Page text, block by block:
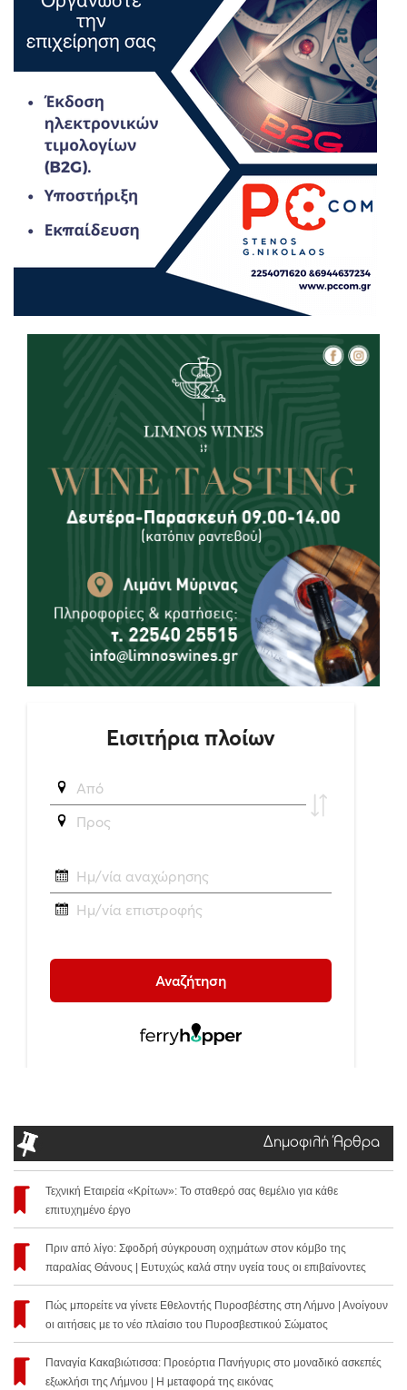
Δημοφιλή Άρθρα
Τεχνική Εταιρεία «Κρίτων»: Το σταθερό σας θεμέλιο για κάθε
επιτυχημένο έργο
Πριν από λίγο: Σφοδρή σύγκρουση οχημάτων στον κόμβο της
παραλίας Θάνους | Ευτυχώς καλά στην υγεία τους οι επιβαίνοντες
Πώς μπορείτε να γίνετε Εθελοντής Πυροσβέστης στη Λήμνο | Ανοίγουν
οι αιτήσεις με το νέο πλαίσιο του Πυροσβεστικού Σώματος
Παναγία Κακαβιώτισσα: Προεόρτια Πανήγυρις στο μοναδικό ασκεπές
εξωκλήσι της Λήμνου | Η μεταφορά της εικόνας